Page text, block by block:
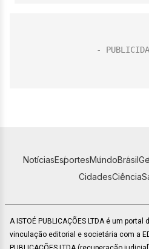
NotíciasEsportesMundoBrasil
CidadesCiência
A ISTOÉ PUBLICAÇÕES LTDA é um
vinculação editorial e societária com a